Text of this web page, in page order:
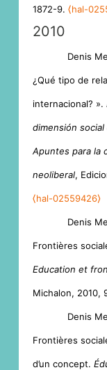
1872-9. ⟨hal-
2010
Denis
¿Qué tipo de
internacional?
dimensión
Apuntes para la
neoliberal,
⟨hal-02559426⟩
Denis
Frontières
Education et
Michalon, 2010,
Denis
Frontières
d’un concept.